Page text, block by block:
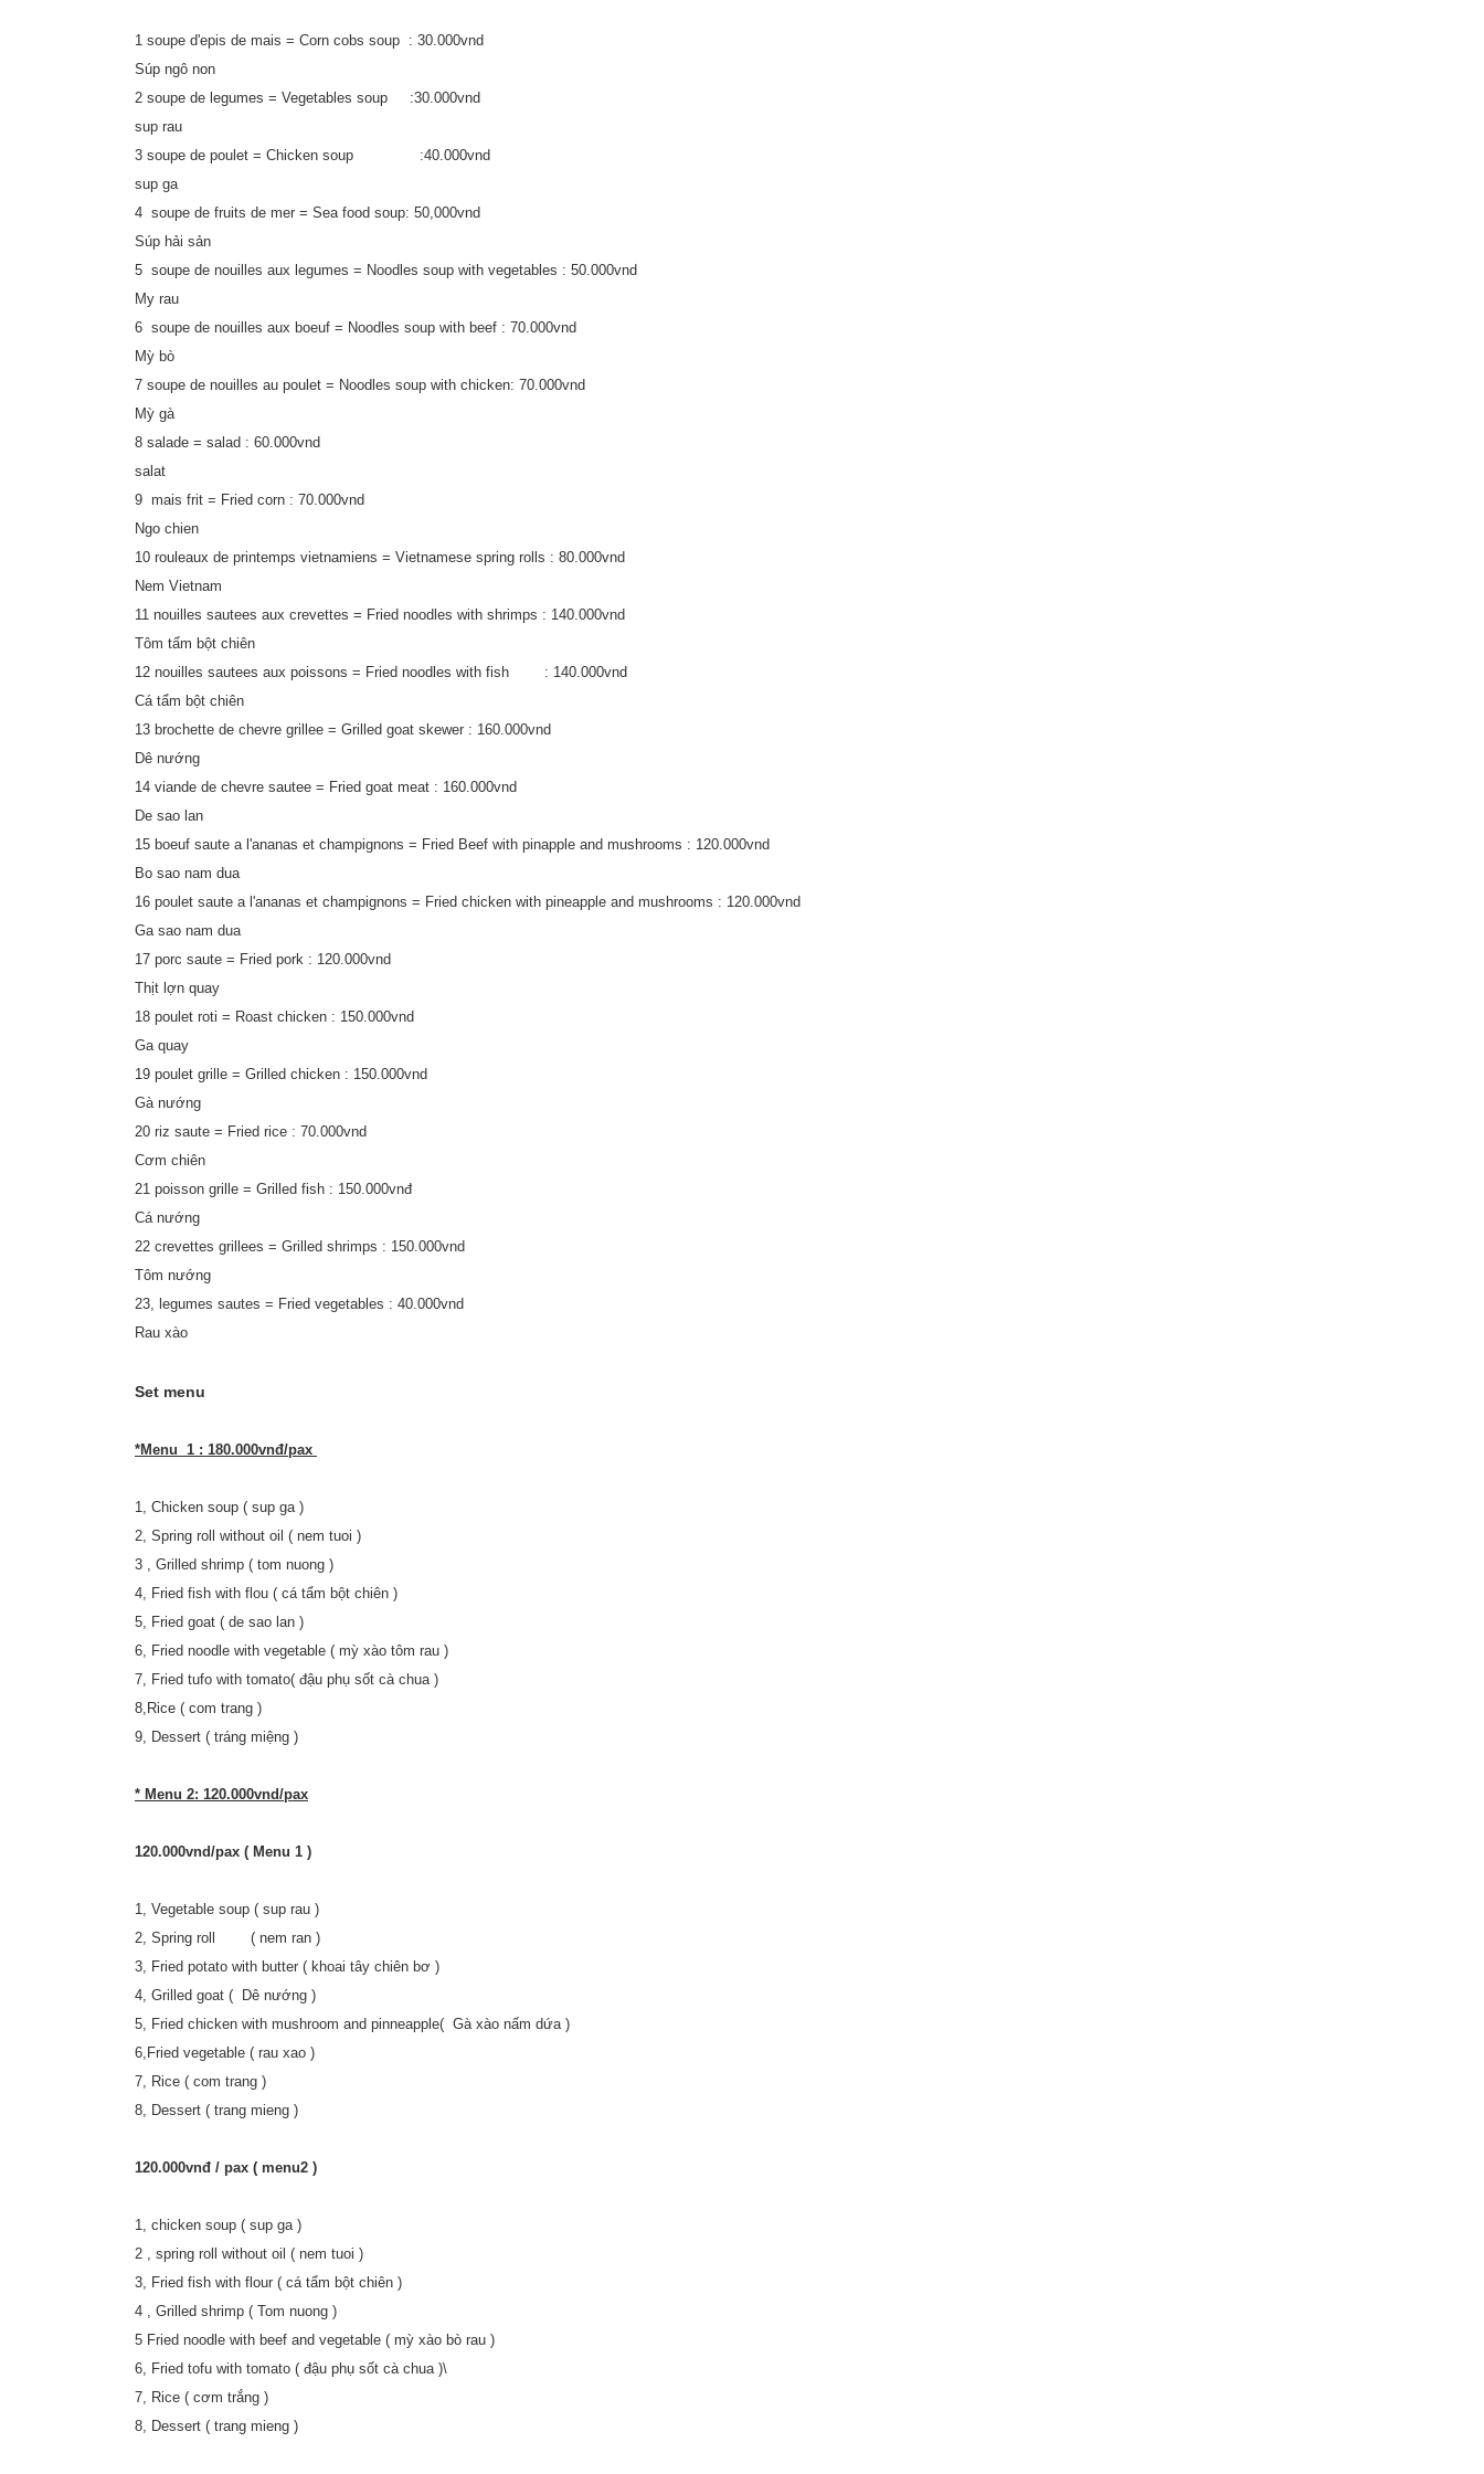
1 soupe d'epis de mais = Corn cobs soup : 30.000vnd
Súp ngô non
2 soupe de legumes = Vegetables soup :30.000vnd
sup rau
3 soupe de poulet = Chicken soup :40.000vnd
sup ga
4 soupe de fruits de mer = Sea food soup: 50,000vnd
Súp hải sản
5 soupe de nouilles aux legumes = Noodles soup with vegetables : 50.000vnd
My rau
6 soupe de nouilles aux boeuf = Noodles soup with beef : 70.000vnd
Mỳ bò
7 soupe de nouilles au poulet = Noodles soup with chicken: 70.000vnd
Mỳ gà
8 salade = salad : 60.000vnd
salat
9 mais frit = Fried corn : 70.000vnd
Ngo chien
10 rouleaux de printemps vietnamiens = Vietnamese spring rolls : 80.000vnd
Nem Vietnam
11 nouilles sautees aux crevettes = Fried noodles with shrimps : 140.000vnd
Tôm tẩm bột chiên
12 nouilles sautees aux poissons = Fried noodles with fish : 140.000vnd
Cá tẩm bột chiên
13 brochette de chevre grillee = Grilled goat skewer : 160.000vnd
Dê nướng
14 viande de chevre sautee = Fried goat meat : 160.000vnd
De sao lan
15 boeuf saute a l'ananas et champignons = Fried Beef with pinapple and mushrooms : 120.000vnd
Bo sao nam dua
16 poulet saute a l'ananas et champignons = Fried chicken with pineapple and mushrooms : 120.000vnd
Ga sao nam dua
17 porc saute = Fried pork : 120.000vnd
Thịt lợn quay
18 poulet roti = Roast chicken : 150.000vnd
Ga quay
19 poulet grille = Grilled chicken : 150.000vnd
Gà nướng
20 riz saute = Fried rice : 70.000vnd
Cơm chiên
21 poisson grille = Grilled fish : 150.000vnđ
Cá nướng
22 crevettes grillees = Grilled shrimps : 150.000vnd
Tôm nướng
23, legumes sautes = Fried vegetables : 40.000vnd
Rau xào
Set menu
*Menu 1 : 180.000vnđ/pax
1, Chicken soup ( sup ga )
2, Spring roll without oil ( nem tuoi )
3 , Grilled shrimp ( tom nuong )
4, Fried fish with flou ( cá tẩm bột chiên )
5, Fried goat ( de sao lan )
6, Fried noodle with vegetable ( mỳ xào tôm rau )
7, Fried tufo with tomato( đậu phụ sốt cà chua )
8,Rice ( com trang )
9, Dessert ( tráng miệng )
* Menu 2: 120.000vnd/pax
120.000vnd/pax ( Menu 1 )
1, Vegetable soup ( sup rau )
2, Spring roll ( nem ran )
3, Fried potato with butter ( khoai tây chiên bơ )
4, Grilled goat ( Dê nướng )
5, Fried chicken with mushroom and pinneapple( Gà xào nấm dứa )
6,Fried vegetable ( rau xao )
7, Rice ( com trang )
8, Dessert ( trang mieng )
120.000vnđ / pax ( menu2 )
1, chicken soup ( sup ga )
2 , spring roll without oil ( nem tuoi )
3, Fried fish with flour ( cá tẩm bột chiên )
4 , Grilled shrimp ( Tom nuong )
5 Fried noodle with beef and vegetable ( mỳ xào bò rau )
6, Fried tofu with tomato ( đậu phụ sốt cà chua )\
7, Rice ( cơm trắng )
8, Dessert ( trang mieng )